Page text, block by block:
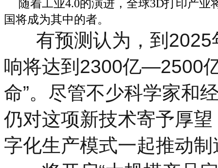
随着工业4.0的演进，全球3D打印产业
国将成为其中的者。
有预测认为，到2025
响将达到2300亿―2500
命”。尽管不少科学家和
仍对这项新技术寄予厚
字化生产模式一起推动